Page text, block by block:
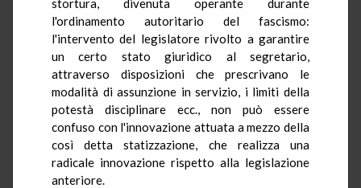
stortura, divenuta operante durante
l'ordinamento autoritario del fascismo:
l'intervento del legislatore rivolto a garantire
un certo stato giuridico al segretario,
attraverso disposizioni che prescrivano le
modalità di assunzione in servizio, i limiti della
potestà disciplinare ecc., non può essere
confuso con l'innovazione attuata a mezzo della
così detta statizzazione, che realizza una
radicale innovazione rispetto alla legislazione
anteriore.